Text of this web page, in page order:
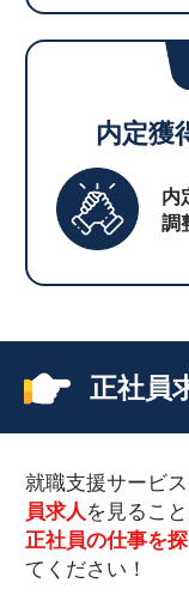
内定獲
内
調
正社員
就職支援サービ
員求人 を見るこ
正社員の仕事を
てください！